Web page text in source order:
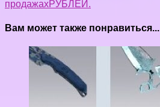
продажахРУБЛЕЙ.
Вам может также понравиться...